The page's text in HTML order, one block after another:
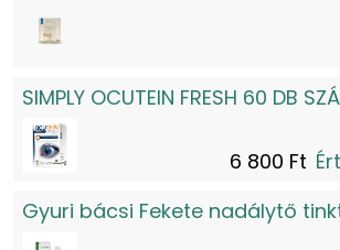
SIMPLY OCUTEIN FRESH 60 DB
6 800 Ft
Gyuri bácsi Fekete nadálytő